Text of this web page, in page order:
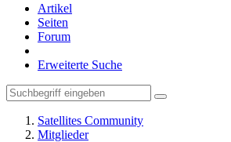
Artikel
Seiten
Forum
Erweiterte Suche
Satellites Community
Mitglieder